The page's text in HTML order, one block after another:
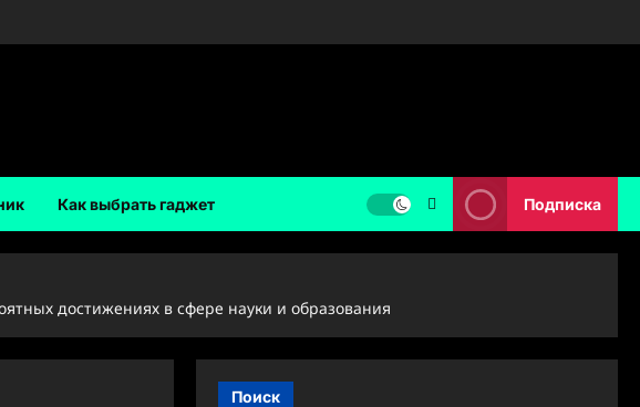
Как выбрать гаджет Подписка
достижениях в сфере науки и образования
Поиск